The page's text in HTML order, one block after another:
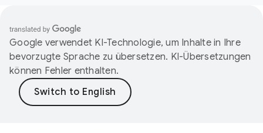
Google verwendet KI-Technologie, um Inhalte in Ihre
bevorzugte Sprache zu übersetzen. KI-Übersetzungen
können Fehler enthalten.